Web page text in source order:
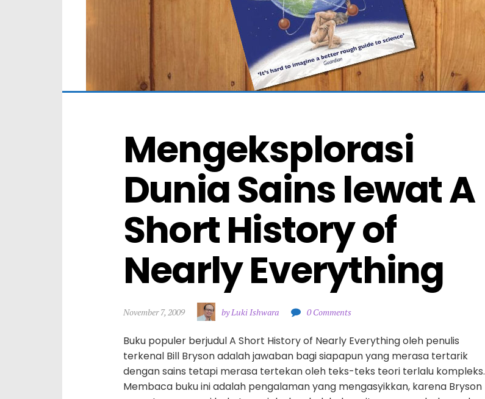
Mengeksplorasi
Dunia Sains lewat A
Short History of
Nearly Everything
November 7, 2009 by Luki Ishwara 0 Comments
Buku populer berjudul A Short History of Nearly Everything oleh penulis
terkenal Bill Bryson adalah jawaban bagi siapapun yang merasa tertarik
dengan sains tetapi merasa tertekan oleh teks-teks teori terlalu kompleks.
Membaca buku ini adalah pengalaman yang mengasyikkan, karena Bryson